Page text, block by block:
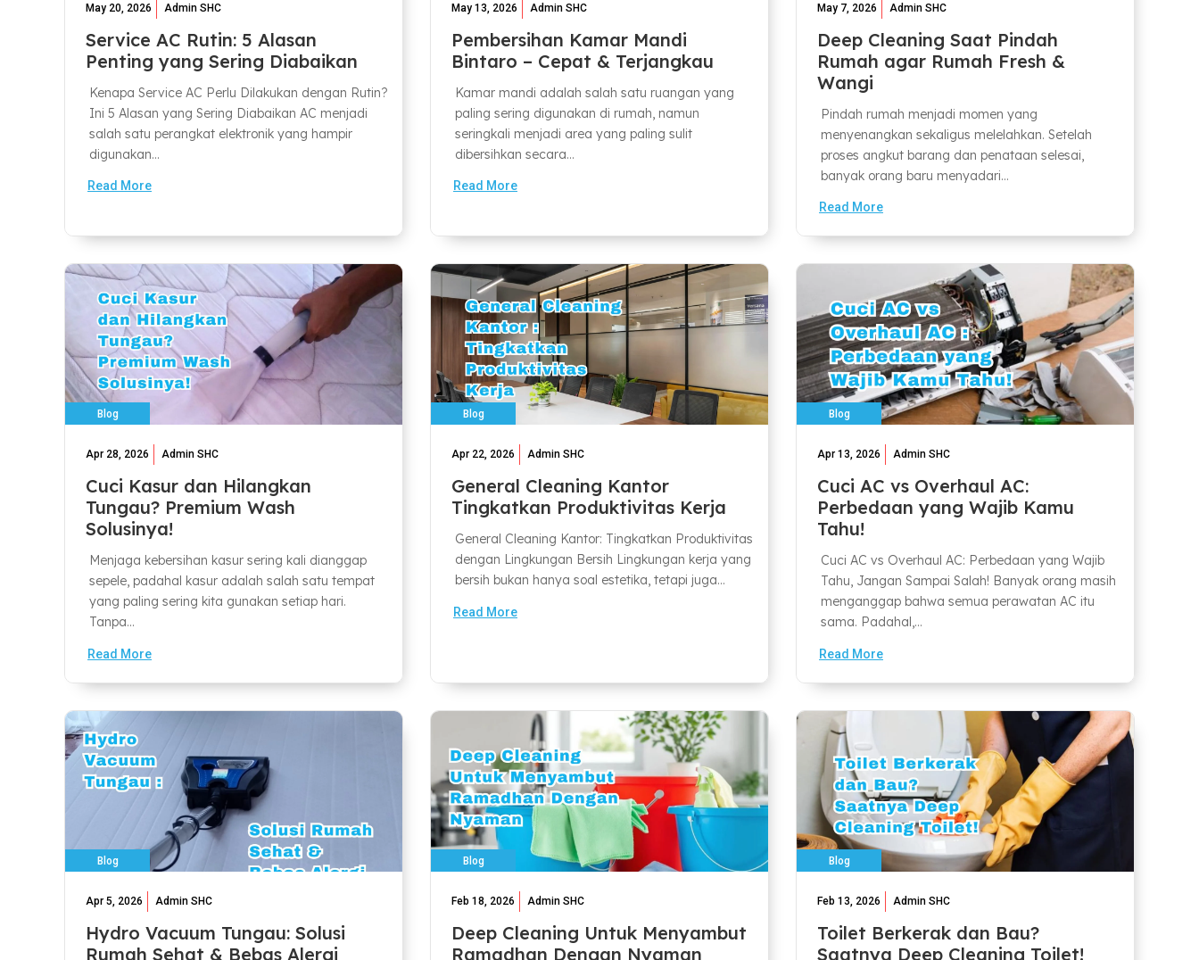
May 20, 2026 Admin SHC
Service AC Rutin: 5 Alasan
Penting yang Sering Diabaikan
Kenapa Service AC Perlu Dilakukan dengan Rutin?
Ini 5 Alasan yang Sering Diabaikan AC menjadi
salah satu perangkat elektronik yang hampir
digunakan...
Read More
May 13, 2026 Admin SHC
Pembersihan Kamar Mandi
Bintaro – Cepat & Terjangkau
Kamar mandi adalah salah satu ruangan yang
paling sering digunakan di rumah, namun
seringkali menjadi area yang paling sulit
dibersihkan secara...
Read More
May 7, 2026 Admin SHC
Deep Cleaning Saat Pindah
Rumah agar Rumah Fresh &
Wangi
Pindah rumah menjadi momen yang
menyenangkan sekaligus melelahkan. Setelah
proses angkut barang dan penataan selesai,
banyak orang baru menyadari...
Read More
Blog
Apr 28, 2026 Admin SHC
Cuci Kasur dan Hilangkan
Tungau? Premium Wash
Solusinya!
Menjaga kebersihan kasur sering kali dianggap
sepele, padahal kasur adalah salah satu tempat
yang paling sering kita gunakan setiap hari.
Tanpa...
Read More
Blog
Apr 22, 2026 Admin SHC
General Cleaning Kantor
Tingkatkan Produktivitas Kerja
General Cleaning Kantor: Tingkatkan Produktivitas
dengan Lingkungan Bersih Lingkungan kerja yang
bersih bukan hanya soal estetika, tetapi juga...
Read More
Blog
Apr 13, 2026 Admin SHC
Cuci AC vs Overhaul AC:
Perbedaan yang Wajib Kamu
Tahu!
Cuci AC vs Overhaul AC: Perbedaan yang Wajib
Tahu, Jangan Sampai Salah! Banyak orang masih
menganggap bahwa semua perawatan AC itu
sama. Padahal,...
Read More
Blog
Apr 5, 2026 Admin SHC
Hydro Vacuum Tungau: Solusi
Rumah Sehat & Bebas Alergi
Blog
Feb 18, 2026 Admin SHC
Deep Cleaning Untuk Menyambut
Ramadhan Dengan Nyaman
Blog
Feb 13, 2026 Admin SHC
Toilet Berkerak dan Bau?
Saatnya Deep Cleaning Toilet!